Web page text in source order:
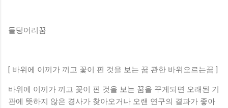
돌덩어리꿈
[ 바위에 이끼가 끼고 꽃이 핀 것을 보는 꿈 관한 바위오르는꿈 ]
바위에 이끼가 끼고 꽃이 핀 것을 보는 꿈을 꾸게되면 오래된 기
관에 뜻하지 않은 경사가 찾아오거나 오랜 연구의 결과가 좋아